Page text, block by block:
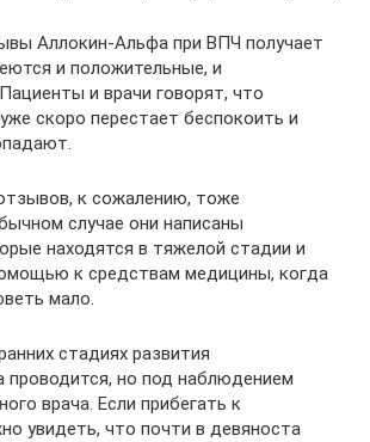
Аллокин-Альфа при ВПЧ получает
и положительные, и
и врачи говорят, что
скоро перестает беспокоить и
к сожалению, тоже
случае они написаны
находятся в тяжелой стадии и
к средствам медицины, когда
мало.
стадиях развития
проводится, но под наблюдением
врача. Если прибегать к
увидеть, что почти в девяноста